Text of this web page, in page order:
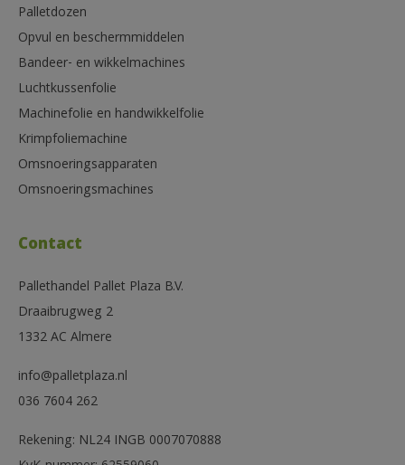
Palletdozen
Opvul en beschermmiddelen
Bandeer- en wikkelmachines
Luchtkussenfolie
Machinefolie en handwikkelfolie
Krimpfoliemachine
Omsnoeringsapparaten
Omsnoeringsmachines
Contact
Pallethandel Pallet Plaza B.V.
Draaibrugweg 2
1332 AC Almere
info@palletplaza.nl
036 7604 262
Rekening: NL24 INGB 0007070888